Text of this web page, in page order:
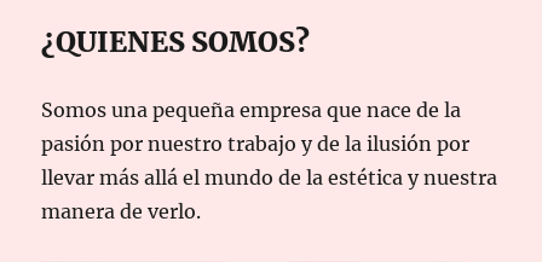
¿QUIENES SOMOS?
Somos una pequeña empresa que nace de la
pasión por nuestro trabajo y de la ilusión por
llevar más allá el mundo de la estética y nuestra
manera de verlo.